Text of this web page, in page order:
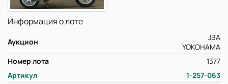
Информация о лоте
Аукцион
JBA
YOKOHAMA
Номер лота
1377
Артикул
1-257-063